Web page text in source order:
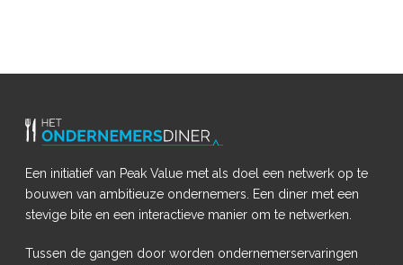
Een initiatief van Peak Value met als doel een netwerk op te
bouwen van ambitieuze ondernemers. Een diner met een
stevige bite en een interactieve manier om te netwerken.
Tussen de gangen door worden ondernemerservaringen